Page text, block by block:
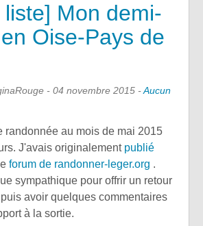
liste] Mon demi-
Oise-Pays de
- 04 novembre 2015 -Aucun
randonnée au mois de mai 2015
J'avais originalement publié
forum de randonner-leger.org .
sympathique pour offrir un retour
avoir quelques commentaires
à la sortie.